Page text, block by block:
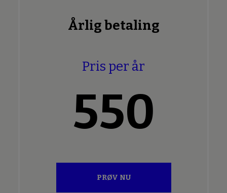
Årlig betaling
Pris per år
550
PRØV NU